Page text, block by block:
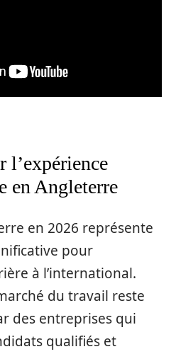
l’expérience
en Angleterre
en 2026 représente
pour
à l’international.
du travail reste
des entreprises qui
qualifiés et